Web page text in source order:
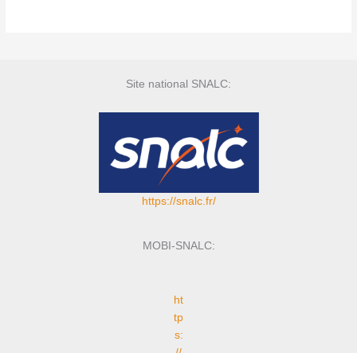
Site national SNALC:
https://snalc.fr/
MOBI-SNALC:
ht
tp
s: